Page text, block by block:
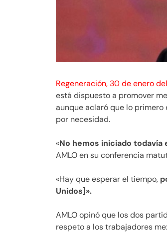
Regeneración, 30 de enero
está dispuesto a promover
aunque aclaró que lo
por necesidad.
«No hemos iniciado todavía
AMLO en su conferencia
«Hay que esperar el tiempo,
Unidos]».
AMLO opinó que los dos
respeto a los trabajadores